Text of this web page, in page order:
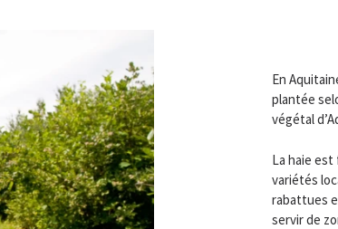
En
plantée
végétal
La haie
variétés
rabattues
servir de